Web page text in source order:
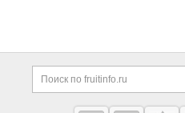
Дополнительная